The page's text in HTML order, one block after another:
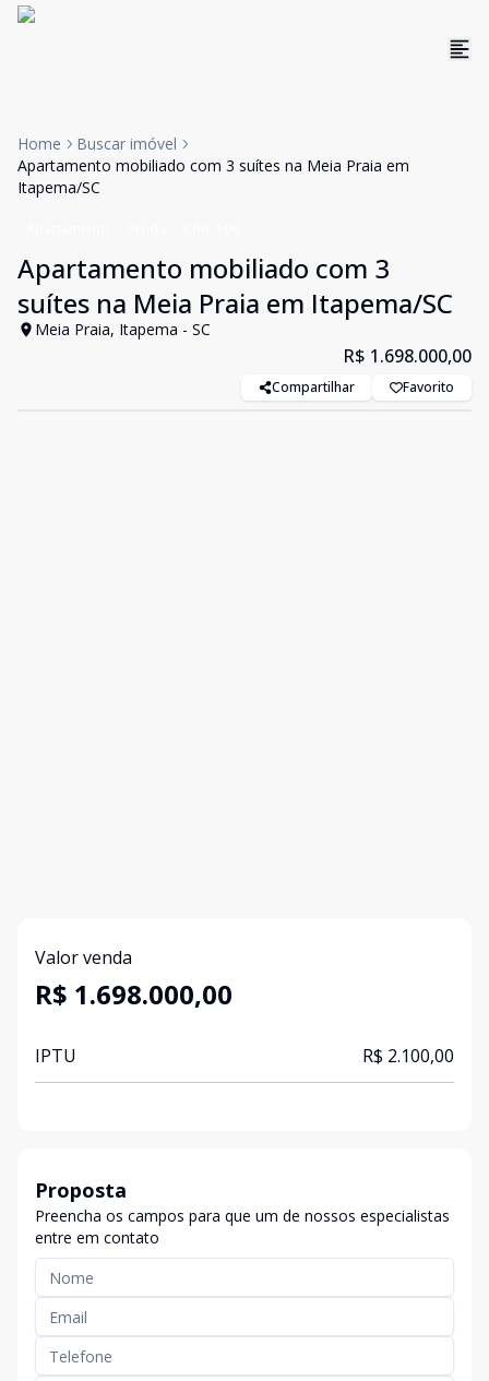
Home
Buscar imóvel
Apartamento mobiliado com 3 suítes na Meia Praia em
Itapema/SC
Apartamento mobiliado com 3
suítes na Meia Praia em Itapema/SC
Meia Praia, Itapema - SC
R$ 1.698.000,00
Compartilhar Favorito
Valor venda
R$ 1.698.000,00
IPTU R$ 2.100,00
Proposta
Preencha os campos para que um de nossos especialistas
entre em contato